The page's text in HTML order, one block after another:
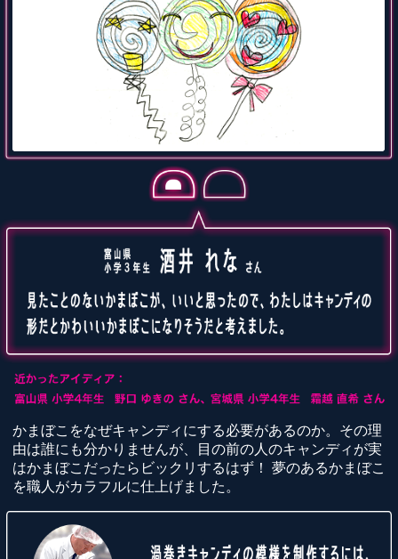
かまぼこをなぜキャンディにする必要があるのか。その理
由は誰にも分かりませんが、目の前の人のキャンディが実
はかまぼこだったらビックリするはず！ 夢のあるかまぼこ
を職人がカラフルに仕上げました。